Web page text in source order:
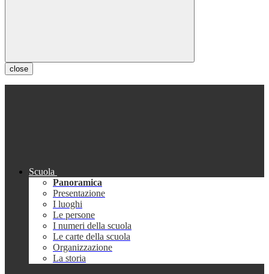
close
Scuola
Panoramica
Presentazione
I luoghi
Le persone
I numeri della scuola
Le carte della scuola
Organizzazione
La storia